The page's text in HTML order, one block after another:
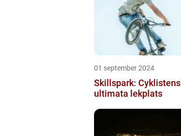
01 september 2024
Skillspark: Cyklistens
ultimata lekplats